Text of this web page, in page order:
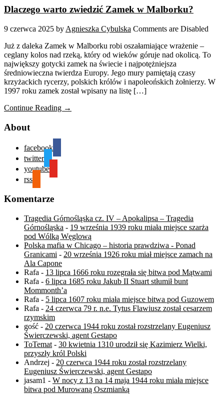
Dlaczego warto zwiedzić Zamek w Malborku?
9 czerwca 2025 by Agnieszka Cybulska Comments are Disabled
Już z daleka Zamek w Malborku robi oszałamiające wrażenie –
ceglany kolos nad rzeką, który od wieków góruje nad okolicą. To
największy gotycki zamek na świecie i najpotężniejsza
średniowieczna twierdza Europy. Jego mury pamiętają czasy
krzyżackich rycerzy, polskich królów i napoleońskich żołnierzy. W
1997 roku zamek został wpisany na listę […]
Continue Reading →
About
facebook
twitter
youtube
rss
Komentarze
Tragedia Górnośląska cz. IV – Apokalipsa – Tragedia
Górnośląska - 19 września 1939 roku miała miejsce szarża
pod Wólką Węglową
Polska mafia w Chicago – historia prawdziwa - Ponad
Granicami - 20 września 1926 roku miał miejsce zamach na
Ala Capone
Rafa - 13 lipca 1666 roku rozegrała się bitwa pod Mątwami
Rafa - 6 lipca 1685 roku Jakub II Stuart stłumił bunt
Mommonth’a
Rafa - 5 lipca 1607 roku miała miejsce bitwa pod Guzowem
Rafa - 24 czerwca 79 r. n.e. Tytus Flawiusz został cesarzem
rzymskim
gość - 20 czerwca 1944 roku został rozstrzelany Eugeniusz
Świerczewski, agent Gestapo
ToTemat - 30 kwietnia 1310 urodził się Kazimierz Wielki,
przyszły król Polski
Andrzej - 20 czerwca 1944 roku został rozstrzelany
Eugeniusz Świerczewski, agent Gestapo
jasam1 - W nocy z 13 na 14 maja 1944 roku miała miejsce
bitwa pod Murowaną Oszmianką